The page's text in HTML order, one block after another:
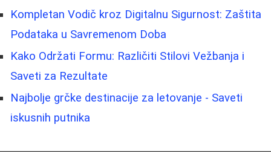
Kompletan Vodič kroz Digitalnu Sigurnost: Zaštita
Podataka u Savremenom Doba
Kako Održati Formu: Različiti Stilovi Vežbanja i
Saveti za Rezultate
Najbolje grčke destinacije za letovanje - Saveti
iskusnih putnika